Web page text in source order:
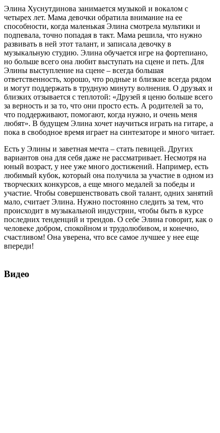
Элина Хуснутдинова занимается музыкой и вокалом с
четырех лет. Мама девочки обратила внимание на ее
способности, когда маленькая Элина смотрела мультики и
подпевала, точно попадая в такт. Мама решила, что нужно
развивать в ней этот талант, и записала девочку в
музыкальную студию. Элина обучается игре на фортепиано,
но больше всего она любит выступать на сцене и петь. Для
Элины выступление на сцене – всегда большая
ответственность, хорошо, что родные и близкие всегда рядом
и могут поддержать в трудную минуту волнения. О друзьях и
близких отзывается с теплотой: «Друзей я ценю больше всего
за верность и за то, что они просто есть. А родителей за то,
что поддерживают, помогают, когда нужно, и очень меня
любят». В будущем Элина хочет научиться играть на гитаре, а
пока в свободное время играет на синтезаторе и много читает.
Есть у Элины и заветная мечта – стать певицей. Других
вариантов она для себя даже не рассматривает. Несмотря на
юный возраст, у нее уже много достижений. Например, есть
любимый кубок, который она получила за участие в одном из
творческих конкурсов, а еще много медалей за победы и
участие. Чтобы совершенствовать свой талант, одних занятий
мало, считает Элина. Нужно постоянно следить за тем, что
происходит в музыкальной индустрии, чтобы быть в курсе
последних тенденций и трендов. О себе Элина говорит, как о
человеке добром, спокойном и трудолюбивом, и конечно,
счастливом! Она уверена, что все самое лучшее у нее еще
впереди!
Видео